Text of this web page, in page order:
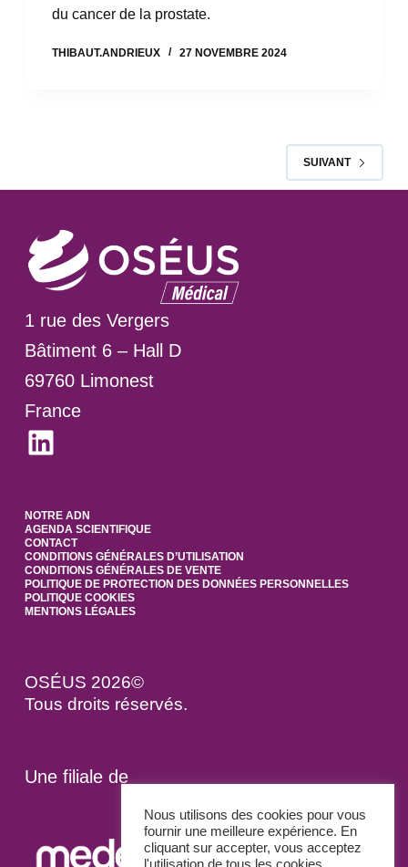
du cancer de la prostate.
THIBAUT.ANDRIEUX 27 NOVEMBRE 2024
SUIVANT
1 rue des Vergers
Bâtiment 6 – Hall D
69760 Limonest
France
LinkedIn
NOTRE ADN
AGENDA SCIENTIFIQUE
CONTACT
CONDITIONS GÉNÉRALES D’UTILISATION
CONDITIONS GÉNÉRALES DE VENTE
POLITIQUE DE PROTECTION DES DONNÉES PERSONNELLES
POLITIQUE COOKIES
MENTIONS LÉGALES
OSÉUS 2026©
Tous droits réservés.
Une filiale de
Nous utilisons des cookies pour vous
fournir une meilleure expérience. En
cliquant sur accepter, vous acceptez